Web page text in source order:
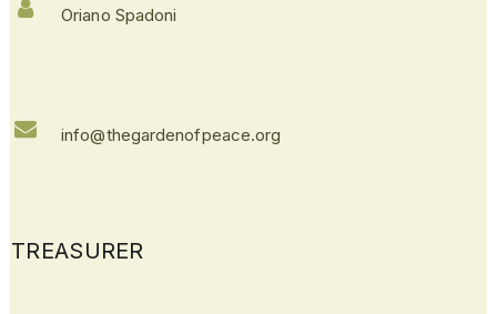
Oriano Spadoni
info@thegardenofpeace.org
TREASURER